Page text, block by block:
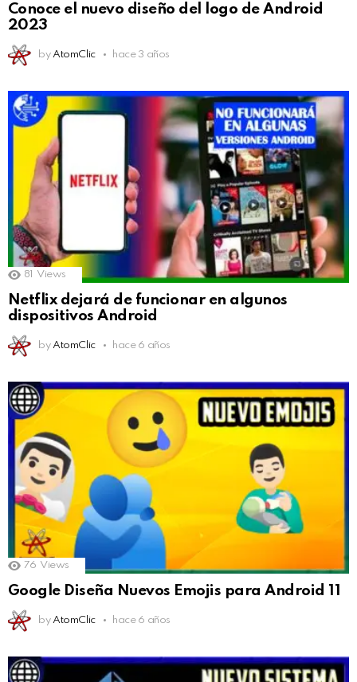
Conoce el nuevo diseño del logo de Android
2023
by AtomClic hace 3 años
81 Views
Netflix dejará de funcionar en algunos
dispositivos Android
by AtomClic hace 6 años
76 Views
Google Diseña Nuevos Emojis para Android 11
by AtomClic hace 6 años